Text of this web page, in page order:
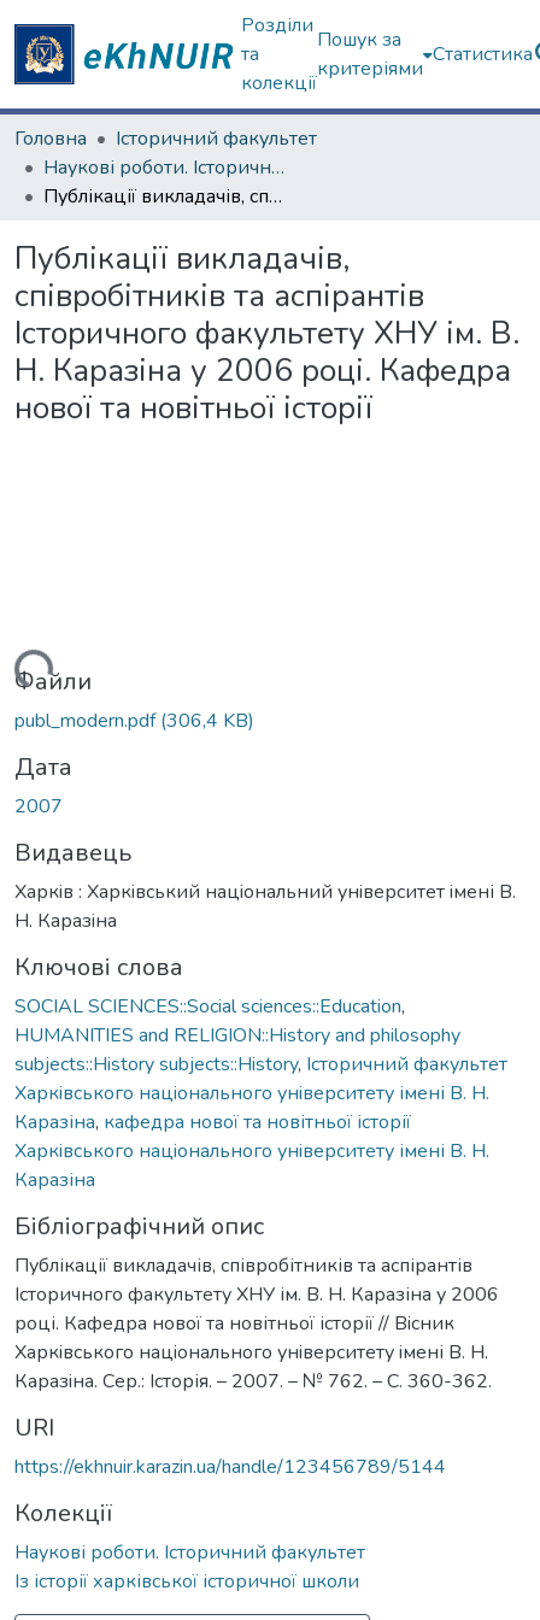
Розділи
та
колекції
Пошук за
критеріями
Статистика
Головна
Історичний факультет
Наукові роботи. Історичний факультет
Публікації викладачів, співробітників та аспірантів Історичного факультету ХНУ ім. В. Н. Каразіна у 2006 році. Кафедра нової та новітньої історії
Публікації викладачів,
співробітників та аспірантів
Історичного факультету ХНУ ім. В.
Н. Каразіна у 2006 році. Кафедра
нової та новітньої історії
Файли
publ_modern.pdf(306,4 KB)
Дата
2007
Видавець
Харкiв : Харкiвський нацiональний унiверситет iмені В.
Н. Каразiна
Ключові слова
SOCIAL SCIENCES::Social sciences::Education,
HUMANITIES and RELIGION::History and philosophy
subjects::History subjects::History, Історичний факультет
Харкiвського нацiонального унiверситету імені В. Н.
Каразіна, кафедра нової та новітньої історії
Харкiвського нацiонального унiверситету імені В. Н.
Каразіна
Бібліографічний опис
Публікації викладачів, співробітників та аспірантів
Історичного факультету ХНУ ім. В. Н. Каразіна у 2006
році. Кафедра нової та новітньої історії // Вiсник
Харкiвського нацiонального унiверситету iмені В. Н.
Каразiна. Сер.: Історія. – 2007. – № 762. – С. 360-362.
URI
https://ekhnuir.karazin.ua/handle/123456789/5144
Колекції
Наукові роботи. Історичний факультет
Із історії харківської історичної школи